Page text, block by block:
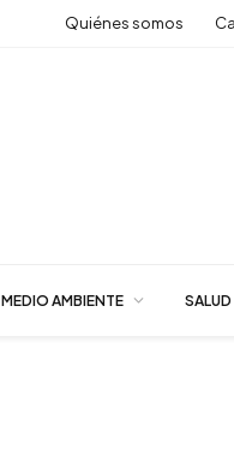
Quiénes somos
MEDIO AMBIENTE SALUD